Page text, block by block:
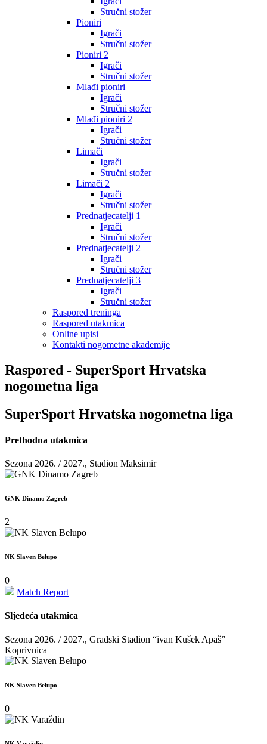
Stručni stožer
Pioniri
Igrači
Stručni stožer
Pioniri 2
Igrači
Stručni stožer
Mlađi pioniri
Igrači
Stručni stožer
Mlađi pioniri 2
Igrači
Stručni stožer
Limači
Igrači
Stručni stožer
Limači 2
Igrači
Stručni stožer
Prednatjecatelji 1
Igrači
Stručni stožer
Prednatjecatelji 2
Igrači
Stručni stožer
Prednatjecatelji 3
Igrači
Stručni stožer
Raspored treninga
Raspored utakmica
Online upisi
Kontakti nogometne akademije
Raspored - SuperSport Hrvatska
nogometna liga
SuperSport Hrvatska nogometna liga
Prethodna utakmica
Sezona 2026. / 2027., Stadion Maksimir
GNK Dinamo Zagreb
2
NK Slaven Belupo
0
Match Report
Sljedeća utakmica
Sezona 2026. / 2027., Gradski Stadion “ivan Kušek Apaš”
Koprivnica
NK Slaven Belupo
0